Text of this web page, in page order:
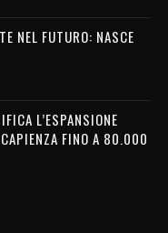
NEL FUTURO: NASCE
L’ESPANSIONE
CAPIENZA FINO A 80.000